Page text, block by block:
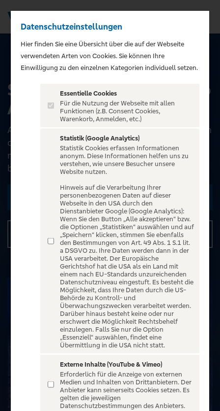
ALLE EVENTS
Super ABBA - A Tribute to
ABBA
ABBA verbindet Generationen – weltweit kennen
die Menschen Ihre Songs. In einem mit viel Liebe
musikalisch choreographierten Live-Konzert
bringt „SUPE...
Zu den Terminen
Details
Datenschutzeinstellungen
Hier finden Sie eine Übersicht über die auf der Webseite
verwendeten Arten von Cookies. Sie können Ihre
Einwilligung zu den einzelnen Kategorien individuell setzen.
Essentielle Cookies
Für die Nutzung der Webseite mit allen
Funktionen (z.B. Consent Cookies,
Warenkorb, Anmelden, etc.)
Statistik (Google Analytics)
Statistik Cookies erfassen Informationen
anonym. Diese Informationen helfen uns zu
verstehen, wie unsere Besucher unsere
Website nutzen.
Hinweis auf die Verarbeitung Ihrer
personenbezogenen Daten auf dieser
Webseite in den USA durch den
Dienstanbieter Google (Google Analytics):
Wenn Sie den Button „Alle akzeptieren“ bzw.
die Optionen „Statistiken“ auswählen und auf
„Speichern“ klicken, stimmen Sie ebenfalls
den Bestimmungen von Art. 49 Abs. 1 S.1 lit.
a DSGVO zu. Ihre Daten werden dann in der
USA verarbeitet. Der Europäische
Gerichtshof hat die USA als ein Land mit
einem nach EU-Standards unzureichenden
Datenschutzniveau eingestuft. Es besteht die
Möglichkeit, dass Ihre Daten durch die US-
Behörde zu Kontroll- und
Überwachungszwecken verarbeitet werden.
Darüber hinaus besteht keine oder nur
erschwert die Möglichkeit Rechtsbehelf
einzulegen. Falls Sie nur die Option
„Essenziell“ auswählen, findet eine
Übermittlung in die USA nicht statt.
Externe Inhalte (YouTube & Vimeo)
Erforderlich für die Anzeige von externen
Medien und Inhalten von Drittanbietern. Der
Anbieter kann seinerseits Cookies setzen. Es
gelten die jeweiligen
Datenschutzbestimmungen des Anbieters.